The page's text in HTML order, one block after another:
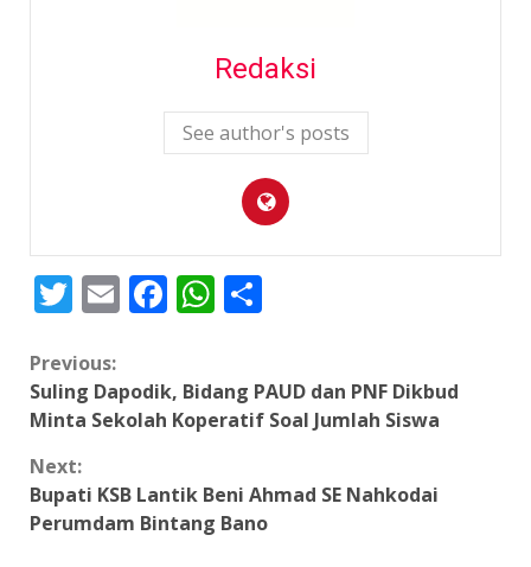
Redaksi
See author's posts
Twitter
EmailFacebook
WhatsApp
Continue
Reading
Previous:
Suling Dapodik, Bidang PAUD dan PNF Dikbud
Minta Sekolah Koperatif Soal Jumlah Siswa
Next:
Bupati KSB Lantik Beni Ahmad SE Nahkodai
Perumdam Bintang Bano